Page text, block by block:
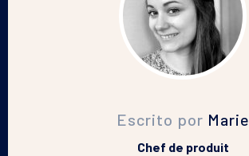
Escrito por Marie
Chef de produit